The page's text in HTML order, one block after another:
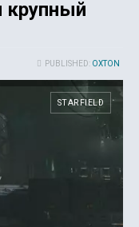
PUBLISHED: OXTON
STARFIELD